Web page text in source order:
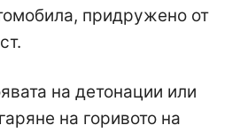
придружено от
на детонации или
на горивото на